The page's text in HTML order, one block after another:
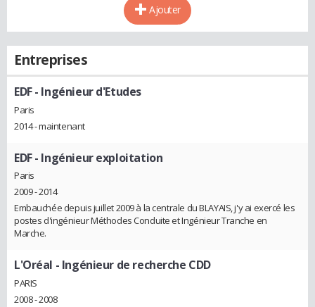
Ajouter
Entreprises
EDF- Ingénieur d'Etudes
Paris
2014 - maintenant
EDF- Ingénieur exploitation
Paris
2009 - 2014
Embauchée depuis juillet 2009 à la centrale du BLAYAIS, j'y ai exercé les
postes d'ingénieur Méthodes Conduite et Ingénieur Tranche en
Marche.
L'Oréal - Ingénieur de recherche CDD
PARIS
2008 - 2008